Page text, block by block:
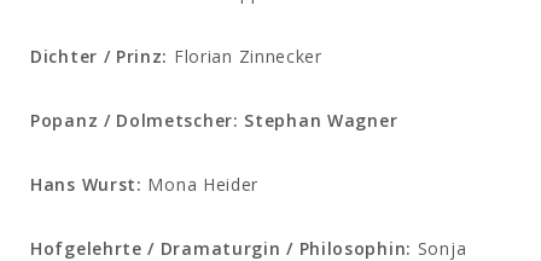
Dichter / Prinz: Florian Zinnecker
Popanz / Dolmetscher: Stephan Wagner
Hans Wurst: Mona Heider
Hofgelehrte / Dramaturgin / Philosophin: Sonja